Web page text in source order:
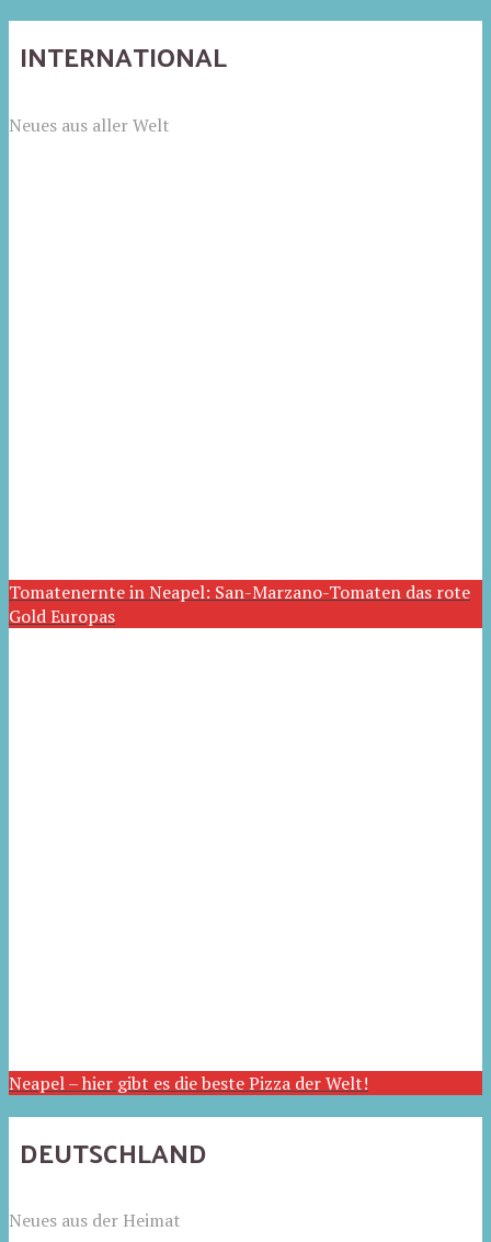
INTERNATIONAL
Neues aus aller Welt
Tomatenernte in Neapel: San-Marzano-Tomaten das rote
Gold Europas
Neapel – hier gibt es die beste Pizza der Welt!
DEUTSCHLAND
Neues aus der Heimat